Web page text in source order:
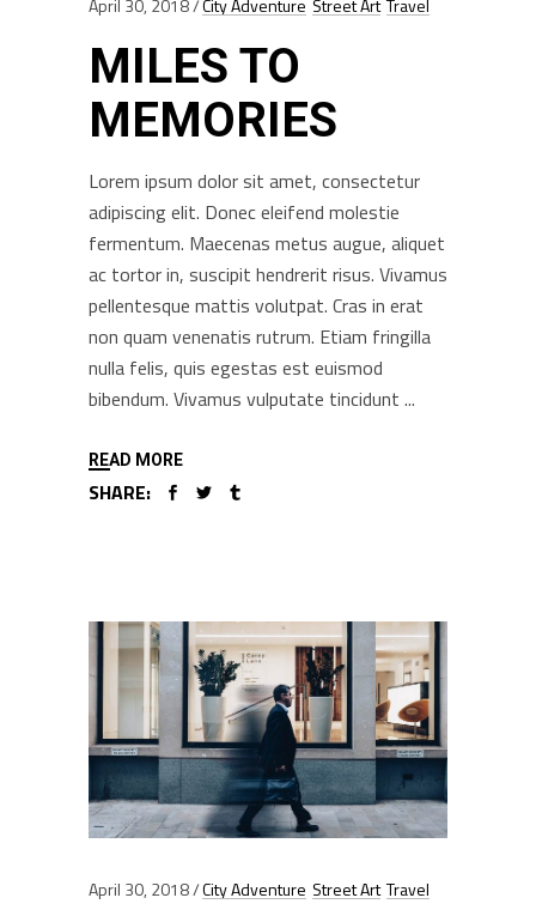
MILES TO
MEMORIES
Lorem ipsum dolor sit amet, consectetur
adipiscing elit. Donec eleifend molestie
fermentum. Maecenas metus augue, aliquet
ac tortor in, suscipit hendrerit risus. Vivamus
pellentesque mattis volutpat. Cras in erat
non quam venenatis rutrum. Etiam fringilla
nulla felis, quis egestas est euismod
bibendum. Vivamus vulputate tincidunt
READ MORE
SHARE:
April 30, 2018 City Adventure Street Art Travel